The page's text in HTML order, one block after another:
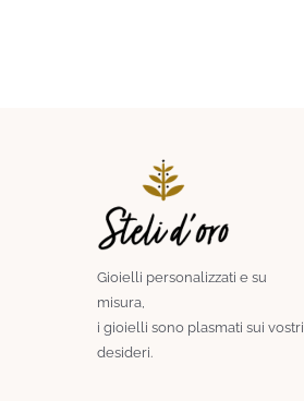
Gioielli personalizzati e su
misura,
i gioielli sono plasmati sui vostri
desideri.​